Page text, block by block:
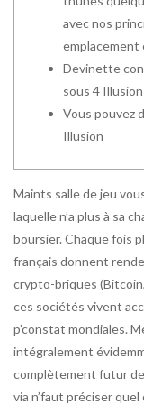
avec nos
emplacement
Devinette
sous 4 Illusion
Vous pouvez
Illusion
Maints salle de jeu
laquelle n’a plus à sa
boursier. Chaque fois
français donnent
crypto-briques
ces sociétés vivent
p’constat mondiales.
intégralement
complètement futur
via n’faut préciser